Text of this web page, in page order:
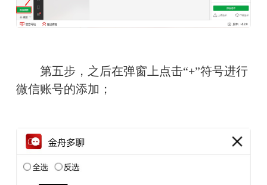
第五步，之后在弹窗上点击“+”符号进行
微信账号的添加；